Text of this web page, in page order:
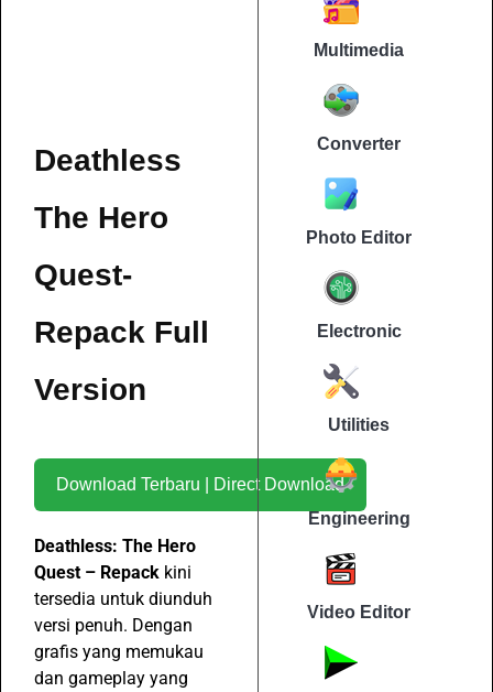
Deathless
The Hero
Quest-
Repack Full
Version
Download Terbaru | Direct Download
Deathless: The Hero
Quest – Repack kini
tersedia untuk diunduh
versi penuh. Dengan
grafis yang memukau
dan gameplay yang
Multimedia
Converter
Photo Editor
Electronic
Utilities
Engineering
Video Editor